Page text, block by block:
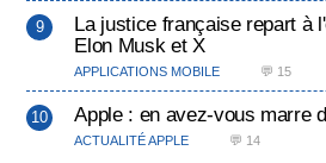
La justice française repart à
Elon Musk et X
APPLICATIONS MOBILE 💬 15
Apple : en avez-vous marre
ACTUALITÉ APPLE 💬 14